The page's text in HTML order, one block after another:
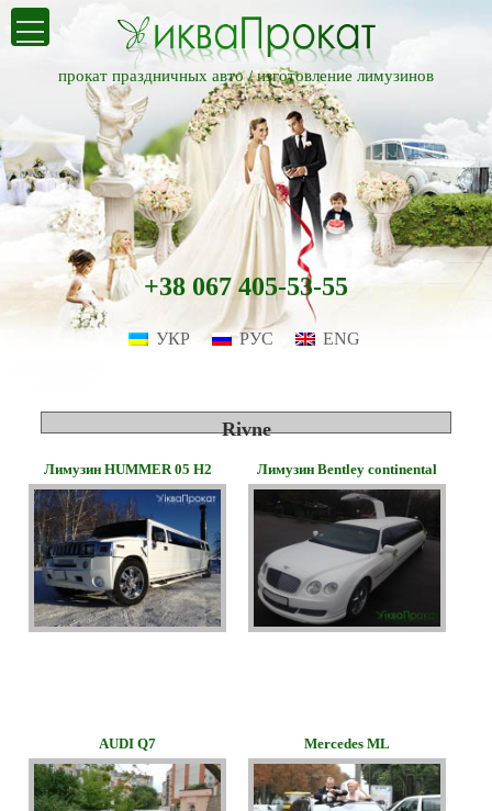
прокат праздничных авто /изготовление лимузинов
+38 067 405-53-55
УКР РУС ENG
Rivne
Лимузин HUMMER 05 H2 Лимузин Bentley continental
AUDI Q7 Mercedes ML